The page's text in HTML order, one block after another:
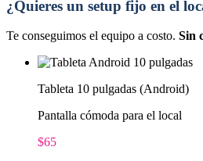
¿Quieres un setup fijo en el
Te conseguimos el equipo a costo. Sin
Tableta 10 pulgadas (Android)
Pantalla cómoda para el local
$65